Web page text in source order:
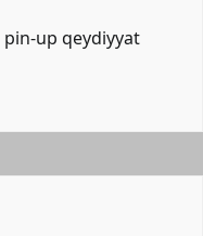
pin-up qeydiyyat